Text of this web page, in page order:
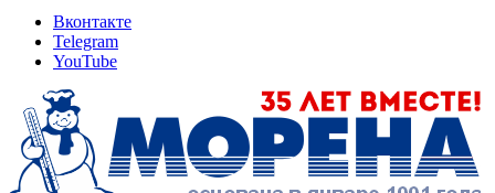
Вконтакте
Telegram
YouTube